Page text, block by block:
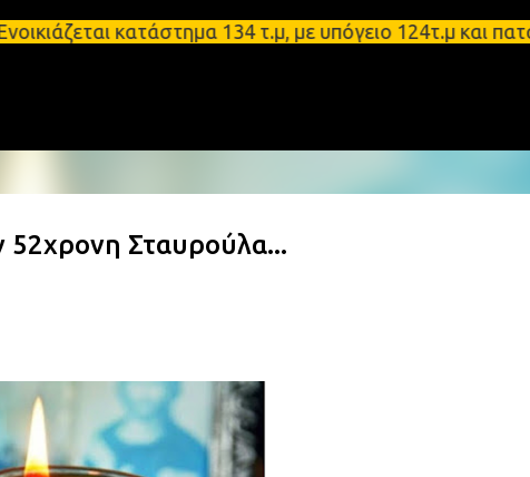
Μετάβαση στο κύριο περιεχόμενο
κατάστημα 134 τ.μ, με υπόγειο 124τ.μ και
Σταυρούλα...